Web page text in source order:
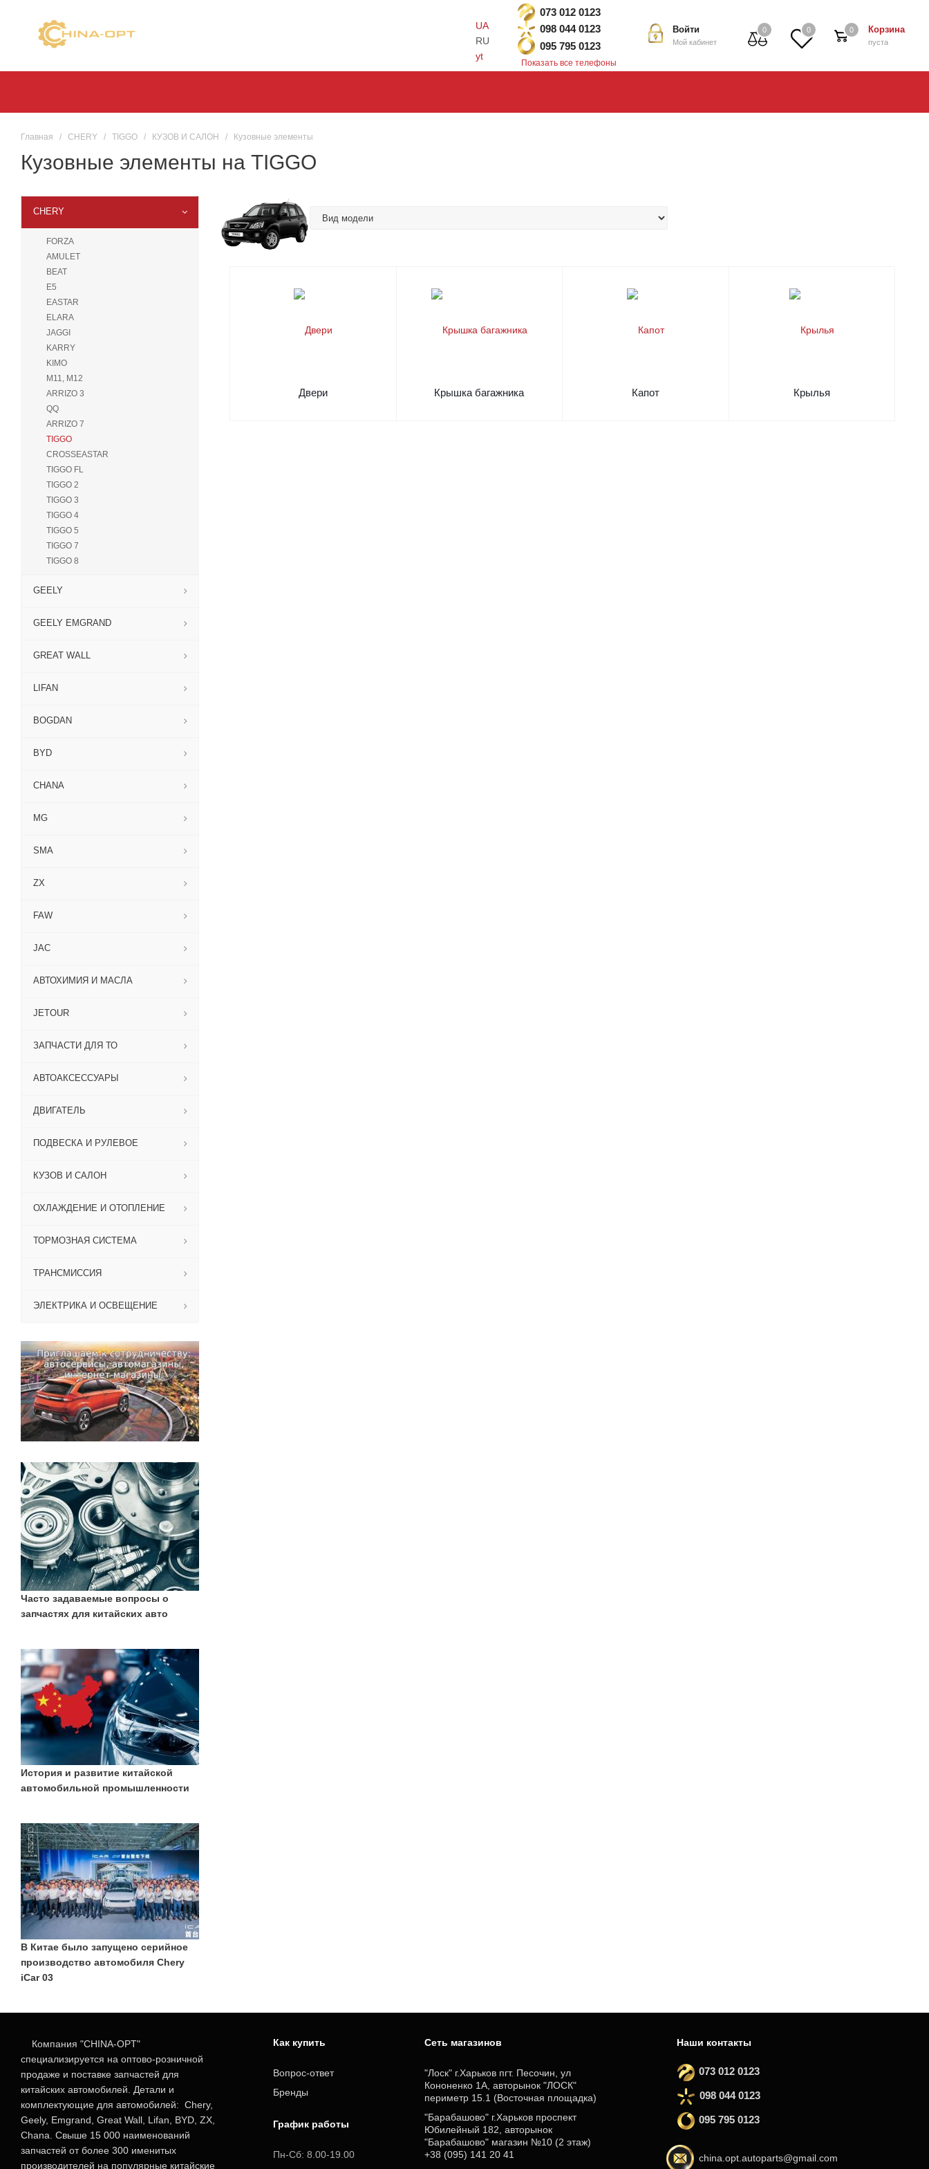
UA
RU
yt
0 0 Корзина
пуста
0
Войти
Мой кабинет
073 012 0123
098 044 0123
095 795 0123
Показать все телефоны
Главная / CHERY / TIGGO / КУЗОВ И САЛОН / Кузовные элементы
Кузовные элементы на TIGGO
Двери Крышка багажника Капот Крылья
CHERY
FORZA
AMULET
BEAT
E5
EASTAR
ELARA
JAGGI
KARRY
KIMO
M11, M12
ARRIZO 3
QQ
ARRIZO 7
TIGGO
CROSSEASTAR
TIGGO FL
TIGGO 2
TIGGO 3
TIGGO 4
TIGGO 5
TIGGO 7
TIGGO 8
GEELY
GEELY EMGRAND
GREAT WALL
LIFAN
BOGDAN
BYD
CHANA
MG
SMA
ZX
FAW
JAC
АВТОХИМИЯ И МАСЛА
JETOUR
ЗАПЧАСТИ ДЛЯ ТО
АВТОАКСЕССУАРЫ
ДВИГАТЕЛЬ
ПОДВЕСКА И РУЛЕВОЕ
КУЗОВ И САЛОН
ОХЛАЖДЕНИЕ И ОТОПЛЕНИЕ
ТОРМОЗНАЯ СИСТЕМА
ТРАНСМИССИЯ
ЭЛЕКТРИКА И ОСВЕЩЕНИЕ
Часто задаваемые вопросы о
запчастях для китайских авто
История и развитие китайской
автомобильной промышленности
В Китае было запущено серийное
производство автомобиля Chery
iCar 03
Компания "CHINA-OPT"
специализируется на оптово-розничной
продаже и поставке запчастей для
китайских автомобилей. Детали и
комплектующие для автомобилей: Chery,
Geely, Emgrand, Great Wall, Lifan, BYD, ZX,
Chana. Свыше 15 000 наименований
запчастей от более 300 именитых
производителей на популярные китайские
Как купить
Вопрос-ответ
Бренды
График работы
Пн-Сб: 8.00-19.00
Cеть магазинов
"Лоск" г.Харьков пгт. Песочин, ул
Кононенко 1А, авторынок "ЛОСК"
периметр 15.1 (Восточная площадка)
"Барабашово" г.Харьков проспект
Юбилейный 182, авторынок
"Барабашово" магазин №10 (2 этаж)
+38 (095) 141 20 41
Наши контакты
073 012 0123
098 044 0123
095 795 0123
china.opt.autoparts@gmail.com